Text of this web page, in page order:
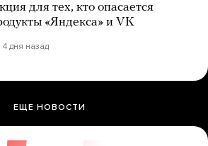
для тех, кто опасается
«Яндекса» и VK
4 дня назад
ЕЩЕ НОВОСТИ